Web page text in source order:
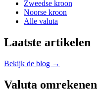
Zweedse kroon
Noorse kroon
Alle valuta
Laatste artikelen
Bekijk de blog →
Valuta omrekenen